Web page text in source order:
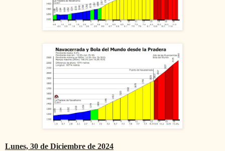
Lunes, 30 de Diciembre de 2024